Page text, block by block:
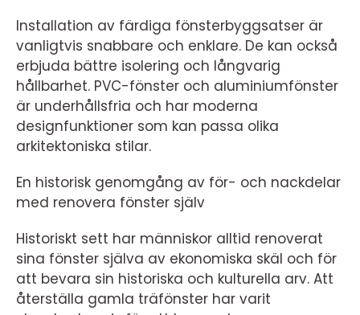
Installation av färdiga fönsterbyggsatser är
vanligtvis snabbare och enklare. De kan också
erbjuda bättre isolering och långvarig
hållbarhet. PVC-fönster och aluminiumfönster
är underhållsfria och har moderna
designfunktioner som kan passa olika
arkitektoniska stilar.
En historisk genomgång av för- och nackdelar
med renovera fönster själv
Historiskt sett har människor alltid renoverat
sina fönster själva av ekonomiska skäl och för
att bevara sin historiska och kulturella arv. Att
återställa gamla träfönster har varit